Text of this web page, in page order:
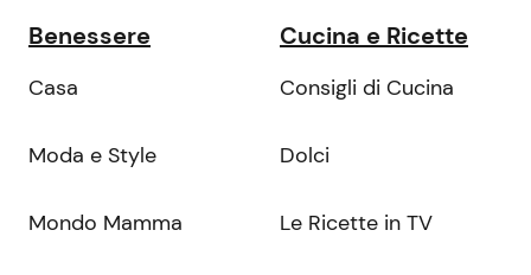
Benessere
Casa
Moda e Style
Mondo Mamma
Cucina e Ricette
Consigli di Cucina
Dolci
Le Ricette in TV